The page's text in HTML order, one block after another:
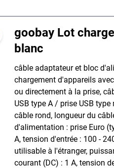
goobay Lot
blanc
câble adaptateur et bloc
chargement d'appareils
ou directement à la prise,
USB type A / prise USB
câble rond, longueur du
d'alimentation : prise Euro
A, tension d'entrée : 100 -
utilisable à l'étranger,
courant (DC) : 1 A, tension